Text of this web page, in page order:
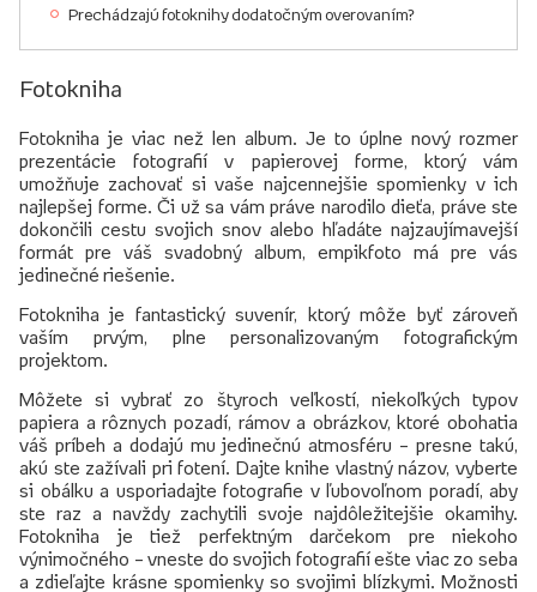
Prechádzajú fotoknihy dodatočným overovaním?
Fotokniha
Fotokniha je viac než len album. Je to úplne nový rozmer
prezentácie fotografií v papierovej forme, ktorý vám
umožňuje zachovať si vaše najcennejšie spomienky v ich
najlepšej forme. Či už sa vám práve narodilo dieťa, práve ste
dokončili cestu svojich snov alebo hľadáte najzaujímavejší
formát pre váš svadobný album, empikfoto má pre vás
jedinečné riešenie.
Fotokniha je fantastický suvenír, ktorý môže byť zároveň
vaším prvým, plne personalizovaným fotografickým
projektom.
Môžete si vybrať zo štyroch veľkostí, niekoľkých typov
papiera a rôznych pozadí, rámov a obrázkov, ktoré obohatia
váš príbeh a dodajú mu jedinečnú atmosféru – presne takú,
akú ste zažívali pri fotení. Dajte knihe vlastný názov, vyberte
si obálku a usporiadajte fotografie v ľubovoľnom poradí, aby
ste raz a navždy zachytili svoje najdôležitejšie okamihy.
Fotokniha je tiež perfektným darčekom pre niekoho
výnimočného – vneste do svojich fotografií ešte viac zo seba
a zdieľajte krásne spomienky so svojimi blízkymi. Možnosti